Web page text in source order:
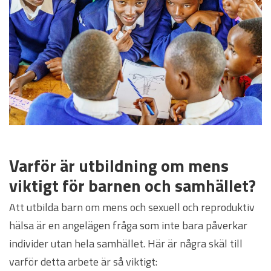
Varför är utbildning om mens
viktigt för barnen och samhället?
Att utbilda barn om mens och sexuell och reproduktiv
hälsa är en angelägen fråga som inte bara påverkar
individer utan hela samhället. Här är några skäl till
varför detta arbete är så viktigt: